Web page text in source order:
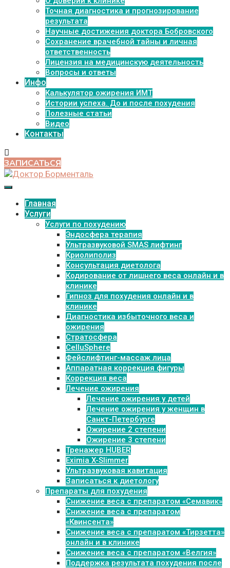
Точная диагностика и прогнозирование
результата
Научные достижения доктора Бобровского
Сохранение врачебной тайны и личная
ответственность
Лицензия на медицинскую деятельность
Вопросы и ответы
Инфо
Калькулятор ожирения ИМТ
Истории успеха. До и после похудения
Полезные статьи
Видео
Контакты
ЗАПИСАТЬСЯ
Главная
Услуги
Услуги по похудению
Эндосфера терапия
Ультразвуковой SMAS лифтинг
Криолиполиз
Консультация диетолога
Кодирование от лишнего веса онлайн и в
клинике
Гипноз для похудения онлайн и в
клинике
Диагностика избыточного веса и
ожирения
Стратосфера
CelluSphere
Фейслифтинг-массаж лица
Аппаратная коррекция фигуры
Коррекция веса
Лечение ожирения
Лечение ожирения у детей
Лечение ожирения у женщин в
Санкт-Петербурге
Ожирение 2 степени
Ожирение 3 степени
Тренажер HUBER
Eximia X-Slimmer
Ультразвуковая кавитация
Записаться к диетологу
Препараты для похудения
Cнижение веса с препаратом «Семавик»
Снижение веса с препаратом
«Квинсента»
Снижение веса с препаратом «Тирзетта»
онлайн и в клинике
Снижение веса с препаратом «Велгия»
Поддержка результата похудения после